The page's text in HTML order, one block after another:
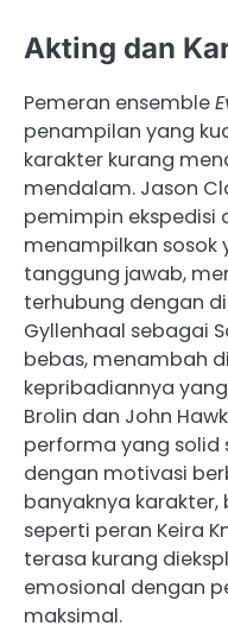
Akting dan
Pemeran ensemble
penampilan yang
karakter kurang
mendalam. Jason
pemimpin ekspedisi
menampilkan sosok
tanggung jawab,
terhubung dengan
Gyllenhaal sebagai
bebas, menambah
kepribadiannya
Brolin dan John
performa yang solid
dengan motivasi
banyaknya
seperti peran Keira
terasa kurang
emosional dengan
maksimal.